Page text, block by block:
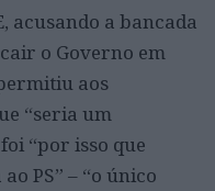
acusando a bancada
o Governo em
aos
“seria um
“por isso que
PS” – “o único